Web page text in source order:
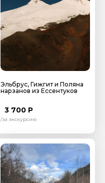
Эльбрус, Гижгит и Поляна
нарзанов из Ессентуков
3 700 Р
/за экскурсию